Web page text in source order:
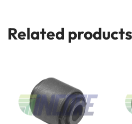
Related products